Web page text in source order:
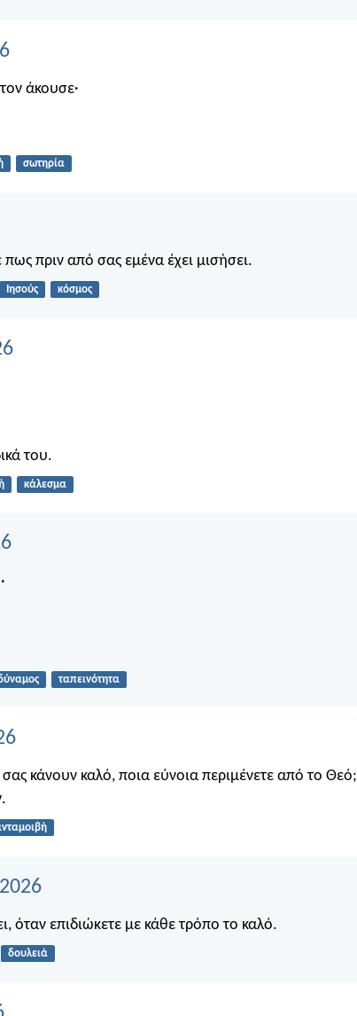
άκουσε·
σωτηρία
πριν από σας εμένα έχει μισήσει.
Ιησούς κόσμος
του.
κάλεσμα
ταπεινότητα
κάνουν καλό, ποια εύνοια περιμένετε από το Θεό;
όταν επιδιώκετε με κάθε τρόπο το καλό.
δουλειά